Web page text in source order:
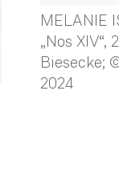
MELANIE
„Nos XIV“,
Biesecke;
2024